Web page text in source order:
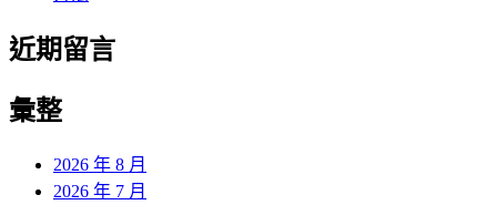
近期留言
彙整
2026 年 8 月
2026 年 7 月